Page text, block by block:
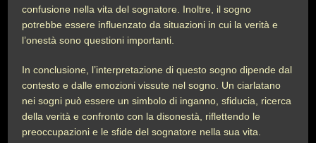
confusione nella vita del sognatore. Inoltre, il sogno
potrebbe essere influenzato da situazioni in cui la verità e
l’onestà sono questioni importanti.
In conclusione, l’interpretazione di questo sogno dipende dal
contesto e dalle emozioni vissute nel sogno. Un ciarlatano
nei sogni può essere un simbolo di inganno, sfiducia, ricerca
della verità e confronto con la disonestà, riflettendo le
preoccupazioni e le sfide del sognatore nella sua vita.